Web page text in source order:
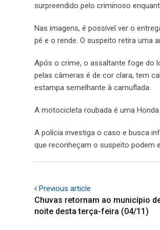
surpreendido pelo criminoso
Nas imagens, é possível ver o
pé e o rende. O suspeito retira uma
Após o crime, o assaltante foge do
pelas câmeras é de cor clara, tem
estampa semelhante à camuflada.
A motocicleta roubada é uma
A polícia investiga o caso e busca
que reconheçam o suspeito podem
Previous article
Chuvas retornam ao município
noite desta terça-feira (04/11)